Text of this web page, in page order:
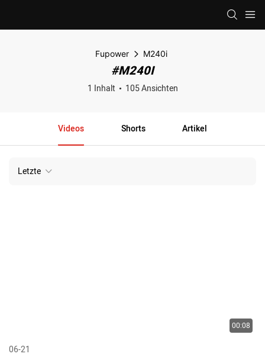
Fupower M240i
#M240I
1 Inhalt 105 Ansichten
Videos Shorts Artikel
Letzte
00:08
06-21